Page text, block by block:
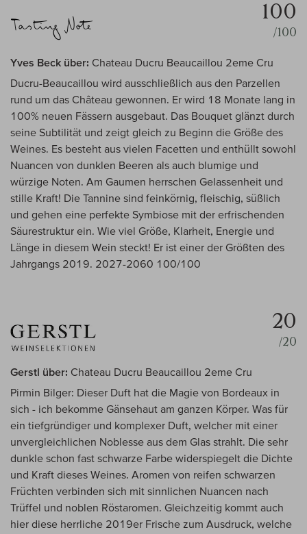
100
/100
Yves Beck über: Chateau Ducru Beaucaillou 2eme Cru
Ducru-Beaucaillou wird ausschließlich aus den Parzellen
rund um das Château gewonnen. Er wird 18 Monate lang in
100% neuen Fässern ausgebaut. Das Bouquet glänzt durch
seine Subtilität und zeigt gleich zu Beginn die Größe des
Weines. Es besteht aus vielen Facetten und enthüllt sowohl
Nuancen von dunklen Beeren als auch blumige und
würzige Noten. Am Gaumen herrschen Gelassenheit und
stille Kraft! Die Tannine sind feinkörnig, fleischig, süßlich
und gehen eine perfekte Symbiose mit der erfrischenden
Säurestruktur ein. Wie viel Größe, Klarheit, Energie und
Länge in diesem Wein steckt! Er ist einer der Größten des
Jahrgangs 2019. 2027-2060 100/100
20
/20
Gerstl über: Chateau Ducru Beaucaillou 2eme Cru
Pirmin Bilger: Dieser Duft hat die Magie von Bordeaux in
sich - ich bekomme Gänsehaut am ganzen Körper. Was für
ein tiefgründiger und komplexer Duft, welcher mit einer
unvergleichlichen Noblesse aus dem Glas strahlt. Die sehr
dunkle schon fast schwarze Farbe widerspiegelt die Dichte
und Kraft dieses Weines. Aromen von reifen schwarzen
Früchten verbinden sich mit sinnlichen Nuancen nach
Trüffel und noblen Röstaromen. Gleichzeitig kommt auch
hier diese herrliche 2019er Frische zum Ausdruck, welche